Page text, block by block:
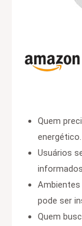
Quem
energético.
Usuários
Ambientes
pode ser
Quem